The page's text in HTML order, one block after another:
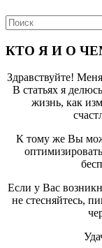
КТО Я И О
Здравствуйте!
В статьях я
жизнь, как
К тому же Вы
Если у Вас
не стесняйтесь,